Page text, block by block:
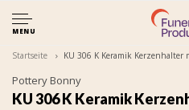
MENU
Startseite KU 306 K Keramik Kerzenhalter
Pottery Bonny
KU 306 K Keramik